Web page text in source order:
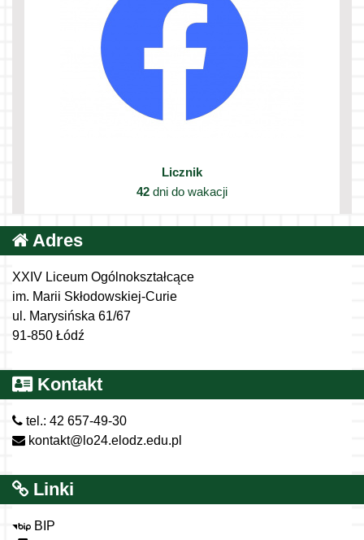
Licznik
42 dni do wakacji
Adres
XXIV Liceum Ogólnokształcące
im. Marii Skłodowskiej-Curie
ul. Marysińska 61/67
91-850 Łódź
Kontakt
tel.: 42 657-49-30
kontakt@lo24.elodz.edu.pl
Linki
BIP